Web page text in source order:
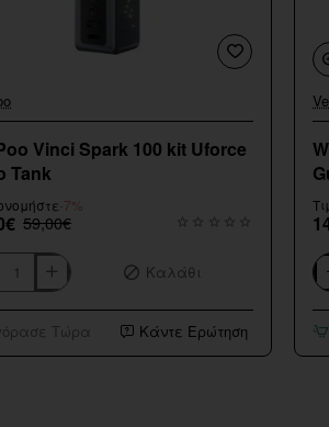
Vinci Spark 100 kit Uforce
Tank
-7%
59,00€
Καλάθι
Τώρα Κάντε Ερώτηση